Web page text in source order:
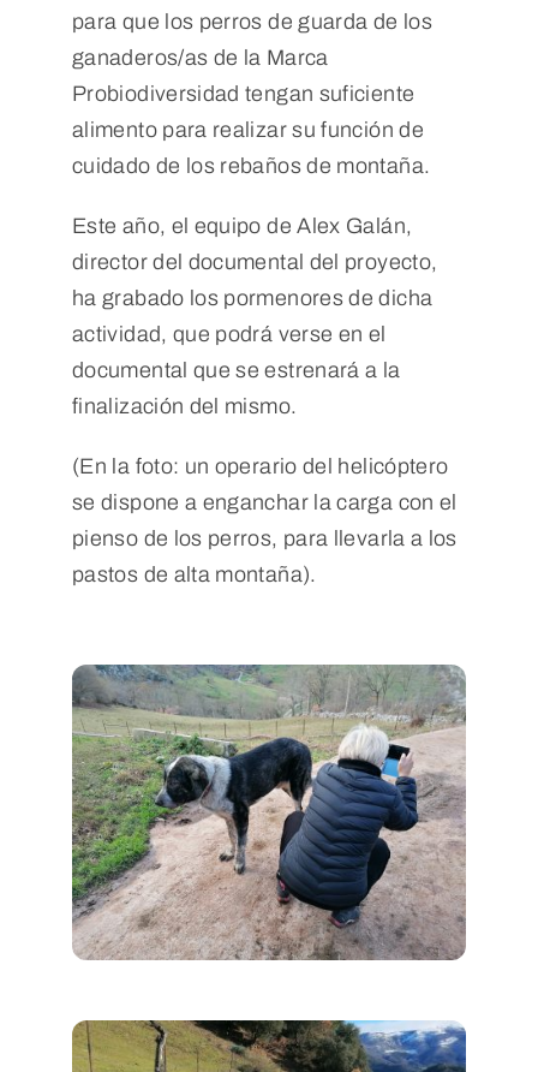
para que los perros de guarda de los
ganaderos/as de la Marca
Probiodiversidad tengan suficiente
alimento para realizar su función de
cuidado de los rebaños de montaña.
Este año, el equipo de Alex Galán,
director del documental del proyecto,
ha grabado los pormenores de dicha
actividad, que podrá verse en el
documental que se estrenará a la
finalización del mismo.
(En la foto: un operario del helicóptero
se dispone a enganchar la carga con el
pienso de los perros, para llevarla a los
pastos de alta montaña).